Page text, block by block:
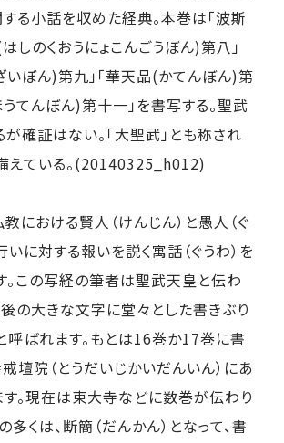
る小話を収めた経典。本巻は「波斯
しのくおうにょこんごうぼん)第八」
いぼん)第九」「華天品(かてんぼん)第
うてんぼん)第十一」を書写する。聖武
確証はない。「大聖武」とも称され
えている。(20140325_h012)
教における賢人（けんじん）と愚人（ぐ
いに対する報いを説く寓話（ぐうわ）を
この写経の筆者は聖武天皇と伝わ
後の大きな文字に堂々とした書きぶり
呼ばれます。もとは16巻か17巻に書
壇院（とうだいじかいだんいん）にあ
。現在は東大寺などに数巻が伝わり
多くは、断簡（だんかん）となって、書